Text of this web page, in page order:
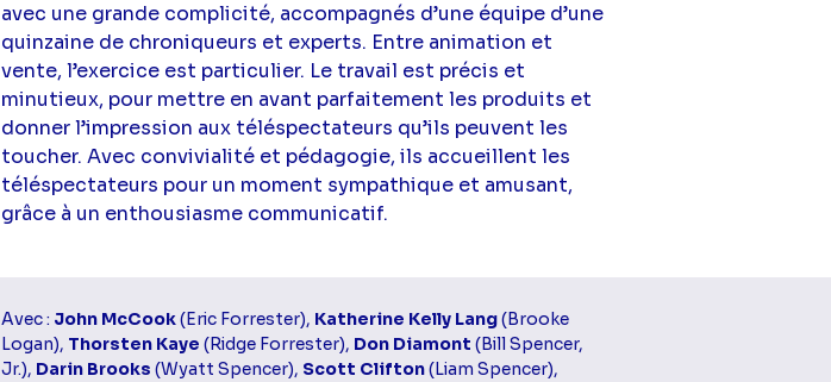
avec une grande complicité, accompagnés d’une équipe d’une
quinzaine de chroniqueurs et experts. Entre animation et
vente, l’exercice est particulier. Le travail est précis et
minutieux, pour mettre en avant parfaitement les produits et
donner l’impression aux téléspectateurs qu’ils peuvent les
toucher. Avec convivialité et pédagogie, ils accueillent les
téléspectateurs pour un moment sympathique et amusant,
grâce à un enthousiasme communicatif.
Avec : John McCook(Eric Forrester), Katherine Kelly Lang(Brooke
Logan), Thorsten Kaye (Ridge Forrester), Don Diamont (Bill Spencer,
Jr.), Darin Brooks (Wyatt Spencer), Scott Clifton(Liam Spencer),